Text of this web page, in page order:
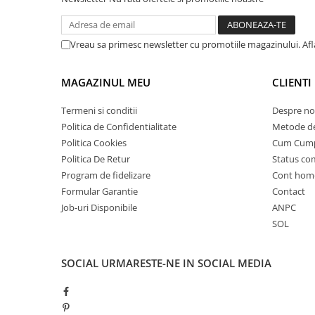
Vreau sa primesc newsletter cu promotiile magazinului.
MAGAZINUL MEU
Termeni si conditii
Politica de Confidentialitate
Politica Cookies
Politica De Retur
Program de fidelizare
Formular Garantie
Job-uri Disponibile
CLIENTI
Despre
Metode
Cum
Status
Cont
Contact
ANPC
SOL
SOCIAL URMARESTE-NE IN SOCIAL MEDIA